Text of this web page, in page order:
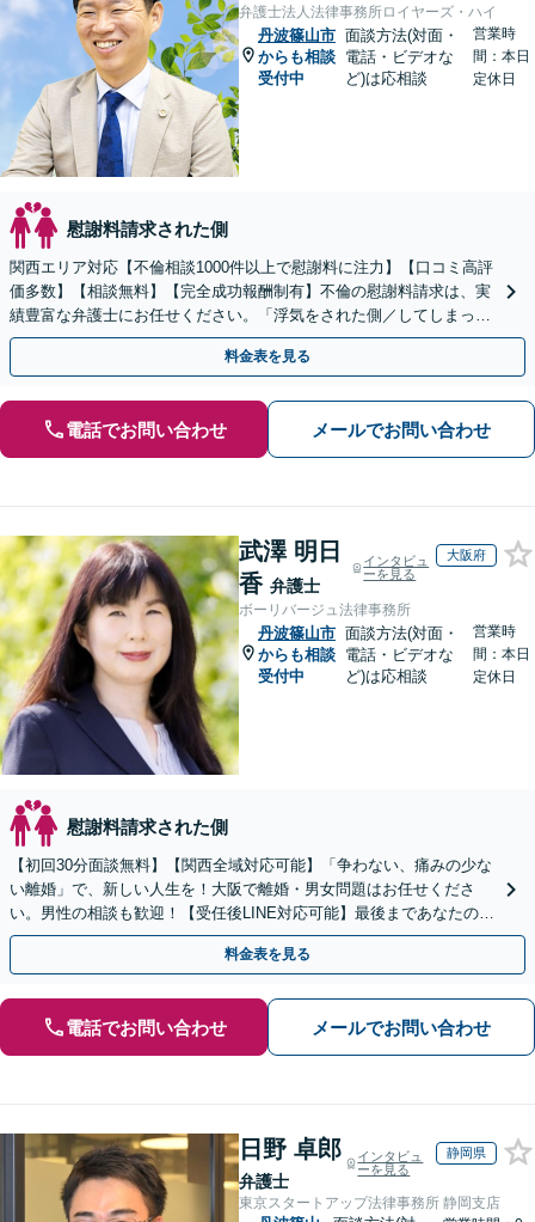
弁護士法人法律事務所ロイヤーズ・ハイ
丹波篠山市
からも相談
受付中
面談方法(対面・
電話・ビデオな
ど)は応相談
営業時
間：本日
定休日
慰謝料請求された側
関西エリア対応【不倫相談1000件以上で慰謝料に注力】【口コミ高評
価多数】【相談無料】【完全成功報酬制有】不倫の慰謝料請求は、実
績豊富な弁護士にお任せください。「浮気をされた側／してしまった
側両方対応」人情派弁護士！
料金表を見る
電話でお問い合わせ メールでお問い合わせ
武澤 明日
香 弁護士
インタビュ
ーを見る
大阪府
ボーリバージュ法律事務所
丹波篠山市
からも相談
受付中
面談方法(対面・
電話・ビデオな
ど)は応相談
営業時
間：本日
定休日
慰謝料請求された側
【初回30分面談無料】【関西全域対応可能】「争わない、痛みの少な
い離婚」で、新しい人生を！大阪で離婚・男女問題はお任せくださ
い。男性の相談も歓迎！【受任後LINE対応可能】最後まであなたの味
方です。【女性弁護士】【豊中駅徒歩5分】
料金表を見る
電話でお問い合わせ メールでお問い合わせ
日野 卓郎
弁護士
インタビュ
ーを見る
静岡県
東京スタートアップ法律事務所 静岡支店